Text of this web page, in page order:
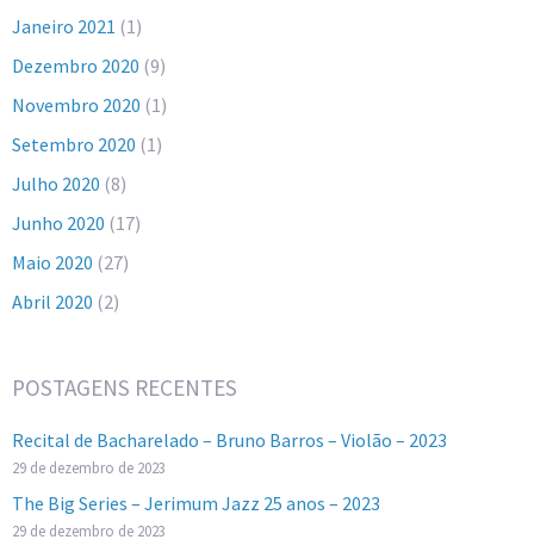
Janeiro 2021 (1)
Dezembro 2020 (9)
Novembro 2020 (1)
Setembro 2020 (1)
Julho 2020 (8)
Junho 2020 (17)
Maio 2020 (27)
Abril 2020 (2)
POSTAGENS RECENTES
Recital de Bacharelado – Bruno Barros – Violão – 2023
29 de dezembro de 2023
The Big Series – Jerimum Jazz 25 anos – 2023
29 de dezembro de 2023